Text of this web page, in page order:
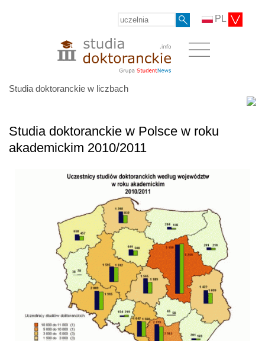
PL
Studia doktoranckie w liczbach
Studia doktoranckie w Polsce w roku
akademickim 2010/2011